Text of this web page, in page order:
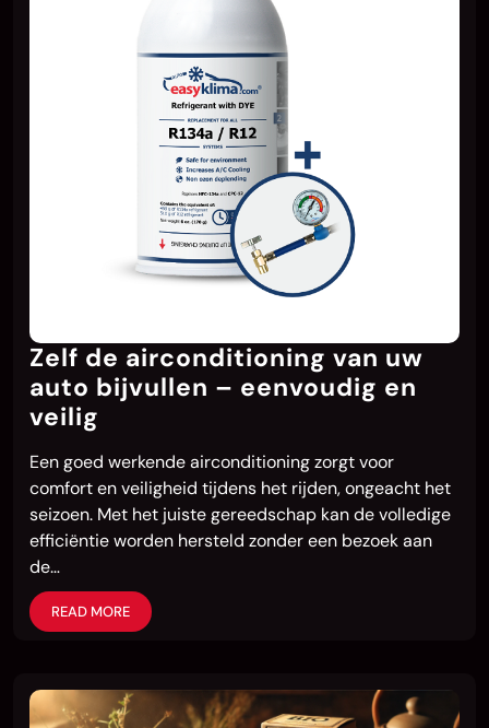
Zelf de airconditioning van uw
auto bijvullen – eenvoudig en
veilig
Een goed werkende airconditioning zorgt voor
comfort en veiligheid tijdens het rijden, ongeacht het
seizoen. Met het juiste gereedschap kan de volledige
efficiëntie worden hersteld zonder een bezoek aan
de…
READ MORE